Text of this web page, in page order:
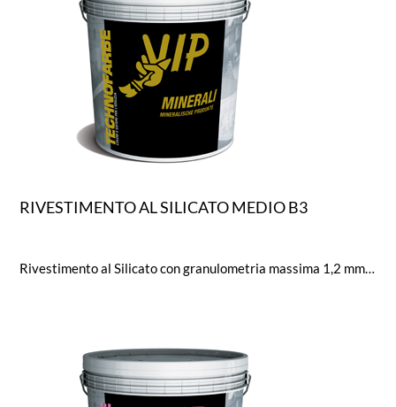
RIVESTIMENTO AL SILICATO MEDIO B3
Rivestimento al Silicato con granulometria massima 1,2 mm. Rivestimento minerale a struttura fine per la